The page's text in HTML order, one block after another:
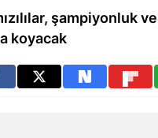
şampiyonluk ve
koyacak